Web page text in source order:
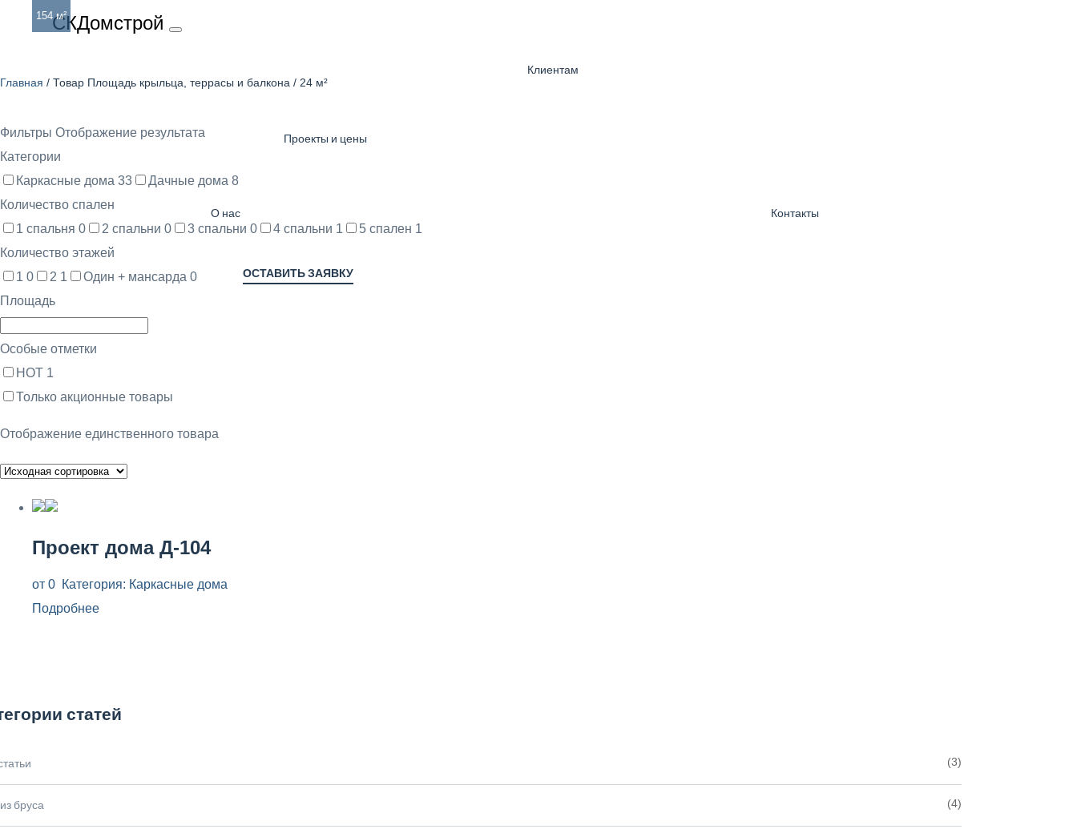
СКДомстрой
О нас
Проекты и цены
Клиентам
Контакты
ОСТАВИТЬ ЗАЯВКУ
Главная / Товар Площадь крыльца, террасы и балкона / 24 м²
Фильтры Отображение результата
Категории
Каркасные дома 33 Дачные дома 8
Количество спален
1 спальня 0 2 спальни 0 3 спальни 0 4 спальни 1 5 спален 1
Количество этажей
1 0 2 1 Один + мансарда 0
Площадь
Особые отметки
HOT 1
Только акционные товары
Отображение единственного товара
154 м²
Проект дома Д-104
от 0 Категория: Каркасные дома
Подробнее
статей
(3)
бруса (4)